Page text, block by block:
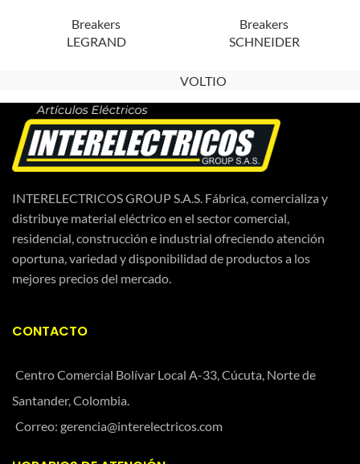
Breakers
LEGRAND
Breakers
SCHNEIDER
VOLTIO
INTERELECTRICOS GROUP S.A.S. Fábrica, comercializa y
distribuye material eléctrico en el sector comercial,
residencial, construcción e industrial ofreciendo atención
oportuna, variedad y disponibilidad de productos a los
mejores precios del mercado.
CONTACTO
Centro Comercial Bolívar Local A-33, Cúcuta, Norte de
Santander, Colombia.
Correo: gerencia@interelectricos.com